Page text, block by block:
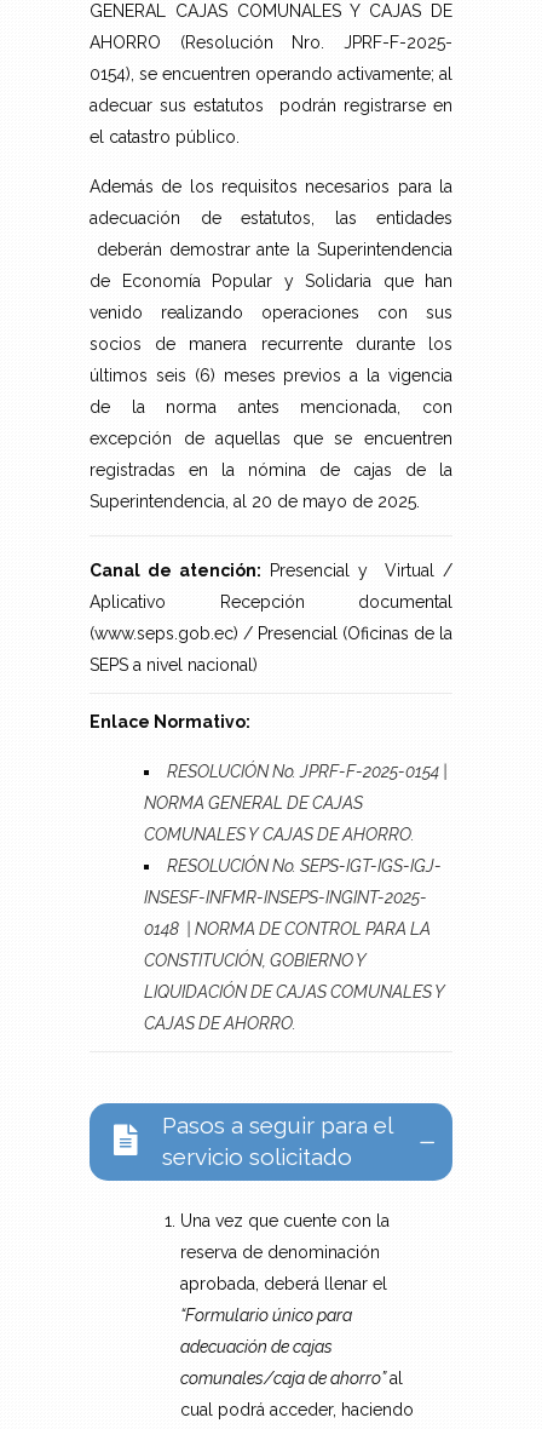
GENERAL CAJAS COMUNALES Y CAJAS DE
AHORRO (Resolución Nro. JPRF-F-2025-
0154), se encuentren operando activamente; al
adecuar sus estatutos podrán registrarse en
el catastro público.
Además de los requisitos necesarios para la
adecuación de estatutos, las entidades
deberán demostrar ante la Superintendencia
de Economía Popular y Solidaria que han
venido realizando operaciones con sus
socios de manera recurrente durante los
últimos seis (6) meses previos a la vigencia
de la norma antes mencionada, con
excepción de aquellas que se encuentren
registradas en la nómina de cajas de la
Superintendencia, al 20 de mayo de 2025.
Canal de atención: Presencial y Virtual /
Aplicativo Recepción documental
(www.seps.gob.ec) / Presencial (Oficinas de la
SEPS a nivel nacional)
Enlace Normativo:
RESOLUCIÓN No. JPRF-F-2025-0154 |
NORMA GENERAL DE CAJAS
COMUNALES Y CAJAS DE AHORRO.
RESOLUCIÓN No. SEPS-IGT-IGS-IGJ-
INSESF-INFMR-INSEPS-INGINT-2025-
0148 | NORMA DE CONTROL PARA LA
CONSTITUCIÓN, GOBIERNO Y
LIQUIDACIÓN DE CAJAS COMUNALES Y
CAJAS DE AHORRO.
Pasos a seguir para el
servicio solicitado
Una vez que cuente con la
reserva de denominación
aprobada, deberá llenar el
“Formulario único para
adecuación de cajas
comunales/caja de ahorro”al
cual podrá acceder, haciendo